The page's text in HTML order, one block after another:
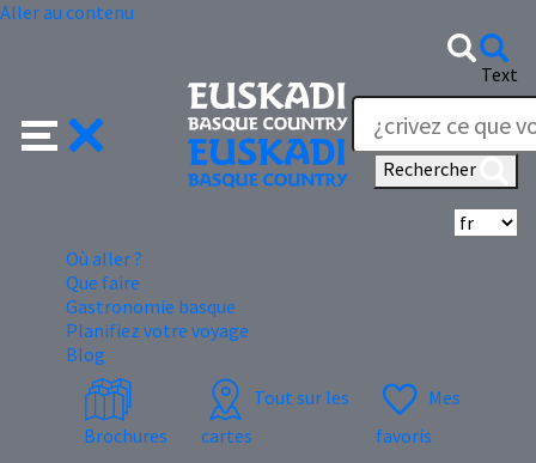
Aller au contenu
Text
Rechercher
Où aller ?
Que faire
Gastronomie basque
Planifiez votre voyage
Blog
Brochures
Tout sur les
cartes
Mes
favoris